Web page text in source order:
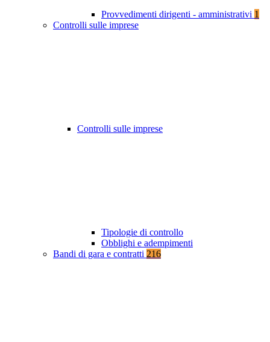
Provvedimenti dirigenti - amministrativi 1
Controlli sulle imprese
Controlli sulle imprese
Tipologie di controllo
Obblighi e adempimenti
Bandi di gara e contratti 216